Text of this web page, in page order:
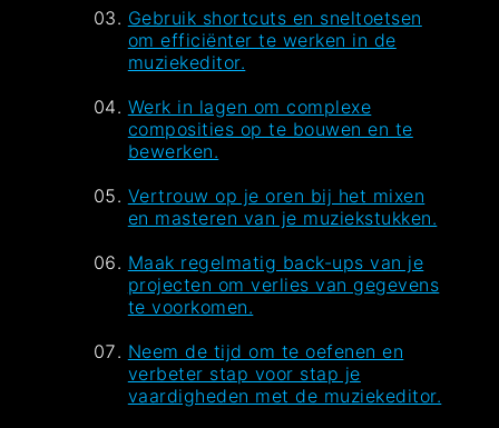
Gebruik shortcuts en sneltoetsen
om efficiënter te werken in de
muziekeditor.
Werk in lagen om complexe
composities op te bouwen en te
bewerken.
Vertrouw op je oren bij het mixen
en masteren van je muziekstukken.
Maak regelmatig back-ups van je
projecten om verlies van gegevens
te voorkomen.
Neem de tijd om te oefenen en
verbeter stap voor stap je
vaardigheden met de muziekeditor.